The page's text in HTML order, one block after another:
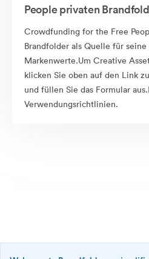
People privaten
Crowdfunding for the Free
Brandfolder als Quelle für
Markenwerte.Um Creative
klicken Sie oben auf den Link
und füllen Sie das Formular
Verwendungsrichtlinien.